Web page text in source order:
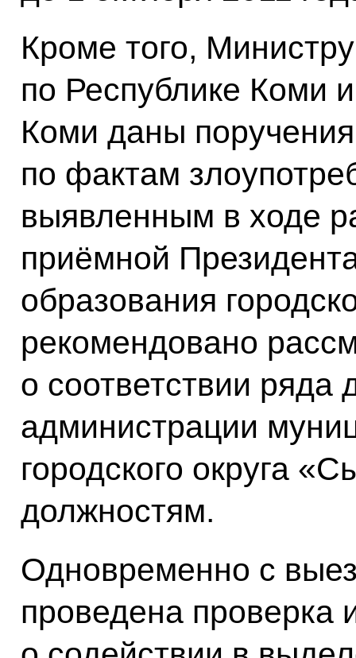
Кроме того,
по Республике Коми
Коми даны
по фактам
выявленным в ходе
приёмной
образования
рекомендовано
о соответствии ряда
администрации
городского округа
должностям.
Одновременно с
проведена проверка